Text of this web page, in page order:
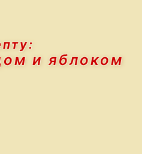
и яблоком